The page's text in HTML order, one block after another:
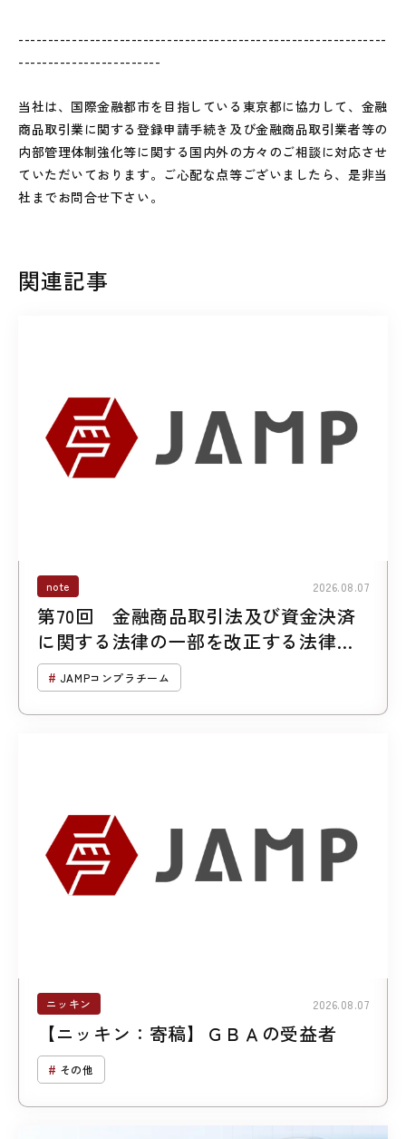
--------------------------------------------------------------
------------------------
当社は、国際金融都市を目指している東京都に協力して、金融
商品取引業に関する登録申請手続き及び金融商品取引業者等の
内部管理体制強化等に関する国内外の方々のご相談に対応させ
ていただいております。ご心配な点等ございましたら、是非当
社までお問合せ下さい。
関連記事
note 2026.08.07
第70回 金融商品取引法及び資金決済
に関する法律の一部を改正する法律案
について （第２回「暗号資産に係る規
制の見直し」）
JAMPコンプラチーム
ニッキン 2026.08.07
【ニッキン：寄稿】ＧＢＡの受益者
その他